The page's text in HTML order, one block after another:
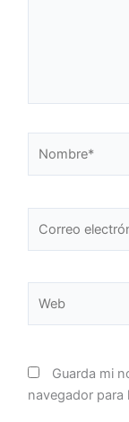
electrónico*
Guarda mi
navegador para